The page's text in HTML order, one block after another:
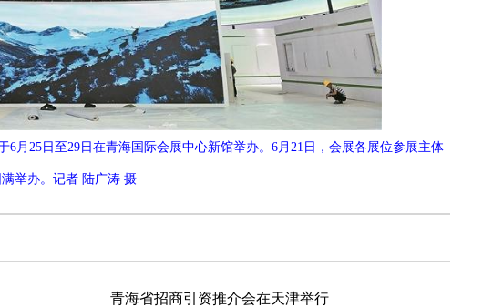
6月25日至29日在青海国际会展中心新馆举办。6月21日，会展各展位参展主体
举办。 记者 陆广涛 摄
青海省招商引资推介会在天津举行